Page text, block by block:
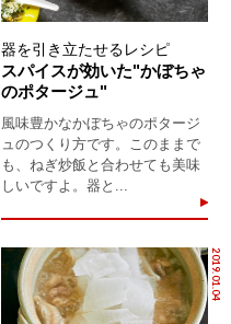
器を引き立たせるレシピ
スパイスが効いた"かぼちゃ
のポタージュ"
風味豊かなかぼちゃのポタージ
ュのつくり方です。このままで
も、ねぎ炒飯と合わせても美味
しいですよ。器と...
2019.01.04